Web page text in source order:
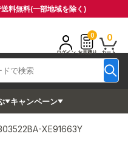
料無料(一部地域を除く)
ログイン
0
お見積り
0
カート
キャンペーン
XE91663Y